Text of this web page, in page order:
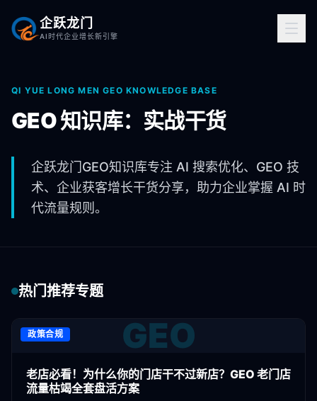
企跃龙门
AI时代企业增长新引擎
QI YUE LONG MEN GEO KNOWLEDGE BASE
GEO 知识库：实战干货
企跃龙门GEO知识库专注 AI 搜索优化、GEO 技
术、企业获客增长干货分享，助力企业掌握 AI 时
代流量规则。
热门推荐专题
政策合规 GEO
老店必看！为什么你的门店干不过新店？GEO 老门店
流量枯竭全套盘活方案